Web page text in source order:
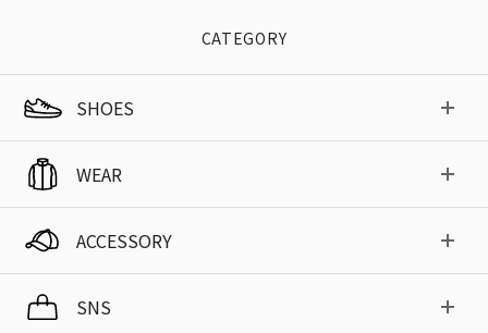
CATEGORY
SHOES
WEAR
ACCESSORY
SNS